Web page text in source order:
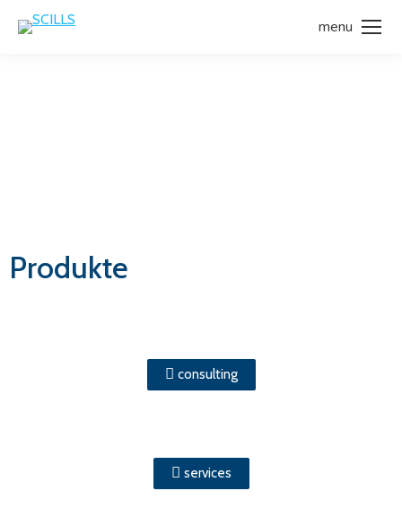
menu
Produkte
consulting
services